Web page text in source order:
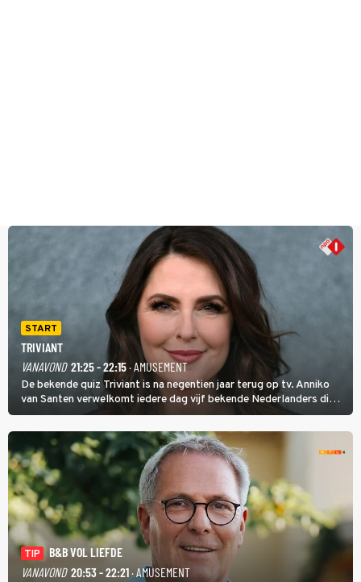
START
TRIVIANT
VANAVOND 21:25 - 22:15· AMUSEMENT
De bekende quiz Triviant is na negentien jaar terug op tv. Anniko
van Santen verwelkomt iedere dag vijf bekende Nederlanders die
vragen beantwoorden in verschillende categorieën. De beste
speler gaat direct door naar de finaleweek.
TIP
B&B VOL LIEFDE
VANAVOND 20:53 - 22:21· AMUSEMENT